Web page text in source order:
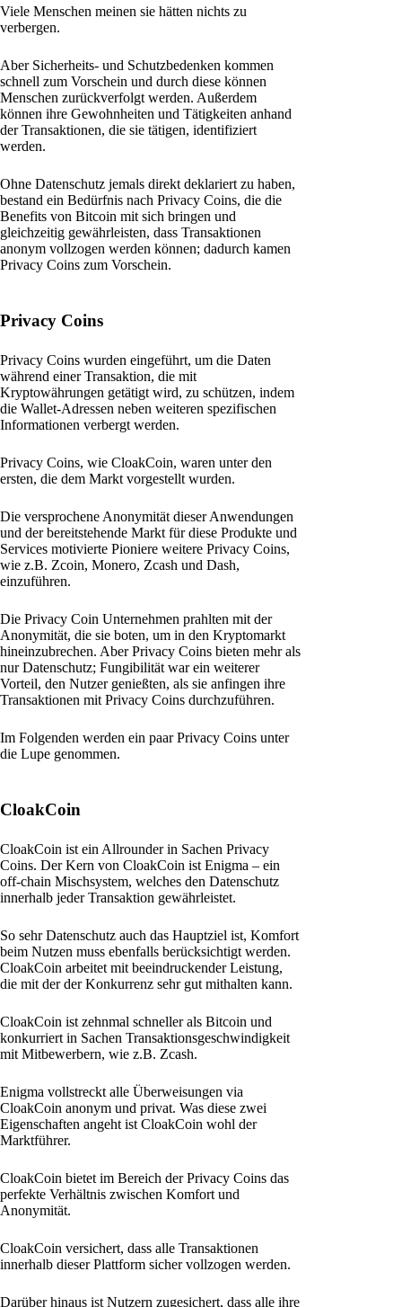
Viele Menschen meinen sie hätten nichts zu
verbergen.
Aber Sicherheits- und Schutzbedenken kommen
schnell zum Vorschein und durch diese können
Menschen zurückverfolgt werden. Außerdem
können ihre Gewohnheiten und Tätigkeiten anhand
der Transaktionen, die sie tätigen, identifiziert
werden.
Ohne Datenschutz jemals direkt deklariert zu haben,
bestand ein Bedürfnis nach Privacy Coins, die die
Benefits von Bitcoin mit sich bringen und
gleichzeitig gewährleisten, dass Transaktionen
anonym vollzogen werden können; dadurch kamen
Privacy Coins zum Vorschein.
Privacy Coins
Privacy Coins wurden eingeführt, um die Daten
während einer Transaktion, die mit
Kryptowährungen getätigt wird, zu schützen, indem
die Wallet-Adressen neben weiteren spezifischen
Informationen verbergt werden.
Privacy Coins, wie CloakCoin, waren unter den
ersten, die dem Markt vorgestellt wurden.
Die versprochene Anonymität dieser Anwendungen
und der bereitstehende Markt für diese Produkte und
Services motivierte Pioniere weitere Privacy Coins,
wie z.B. Zcoin, Monero, Zcash und Dash,
einzuführen.
Die Privacy Coin Unternehmen prahlten mit der
Anonymität, die sie boten, um in den Kryptomarkt
hineinzubrechen. Aber Privacy Coins bieten mehr als
nur Datenschutz; Fungibilität war ein weiterer
Vorteil, den Nutzer genießten, als sie anfingen ihre
Transaktionen mit Privacy Coins durchzuführen.
Im Folgenden werden ein paar Privacy Coins unter
die Lupe genommen.
CloakCoin
CloakCoin ist ein Allrounder in Sachen Privacy
Coins. Der Kern von CloakCoin ist Enigma – ein
off-chain Mischsystem, welches den Datenschutz
innerhalb jeder Transaktion gewährleistet.
So sehr Datenschutz auch das Hauptziel ist, Komfort
beim Nutzen muss ebenfalls berücksichtigt werden.
CloakCoin arbeitet mit beeindruckender Leistung,
die mit der der Konkurrenz sehr gut mithalten kann.
CloakCoin ist zehnmal schneller als Bitcoin und
konkurriert in Sachen Transaktionsgeschwindigkeit
mit Mitbewerbern, wie z.B. Zcash.
Enigma vollstreckt alle Überweisungen via
CloakCoin anonym und privat. Was diese zwei
Eigenschaften angeht ist CloakCoin wohl der
Marktführer.
CloakCoin bietet im Bereich der Privacy Coins das
perfekte Verhältnis zwischen Komfort und
Anonymität.
CloakCoin versichert, dass alle Transaktionen
innerhalb dieser Plattform sicher vollzogen werden.
Darüber hinaus ist Nutzern zugesichert, dass alle ihre